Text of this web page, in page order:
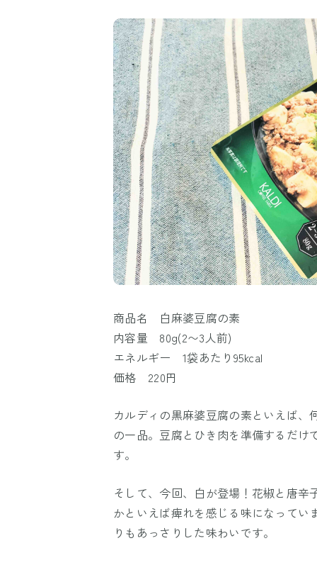
商品名 白麻婆豆腐の素
内容量 80g(2〜3人前)
エネルギー 1袋あたり95kcal
価格 220円
カルディの黒麻婆豆腐の素といえば
の一品。豆腐とひき肉を準備するだ
す。
そして、今回、白が登場！花椒と唐
かといえば痺れを感じる味になって
りもあっさりした味わいです。